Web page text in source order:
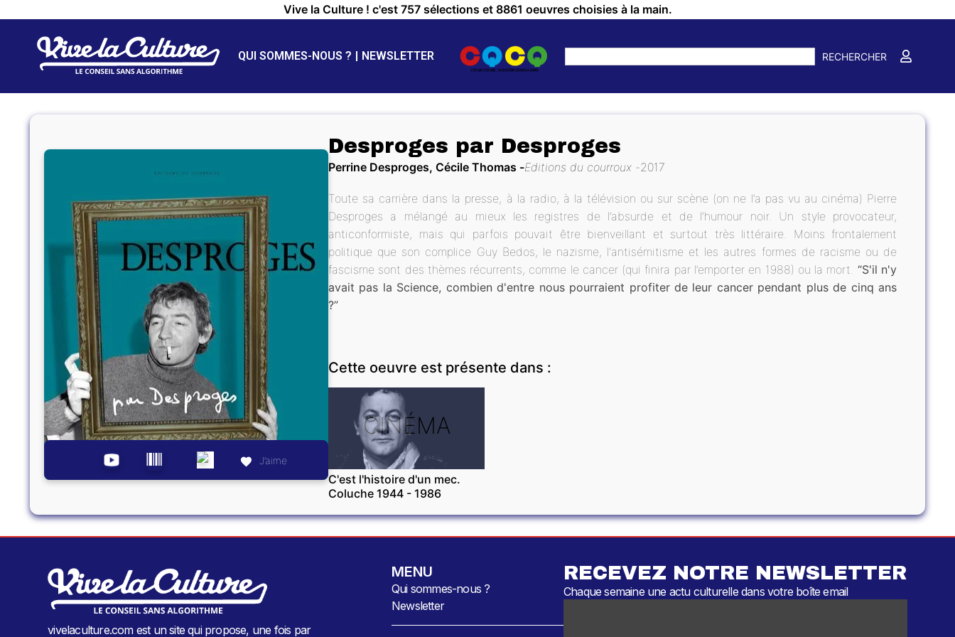
Vive la Culture ! c'est 757 sélections et 8861 oeuvres choisies à la main.
QUI SOMMES-NOUS ? NEWSLETTER RECHERCHER
J’aime
Desproges par Desproges
Perrine Desproges, Cécile Thomas Editions du courroux 2017
Toute sa carrière dans la presse, à la radio, à la télévision ou sur scène (on ne l’a pas vu au cinéma) Pierre
Desproges a mélangé au mieux les registres de l’absurde et de l’humour noir. Un style provocateur,
anticonformiste, mais qui parfois pouvait être bienveillant et surtout très littéraire. Moins frontalement
politique que son complice Guy Bedos, le nazisme, l'antisémitisme et les autres formes de racisme ou de
fascisme sont des thèmes récurrents, comme le cancer (qui finira par l’emporter en 1988) ou la mort. “S'il n'y
avait pas la Science, combien d'entre nous pourraient profiter de leur cancer pendant plus de cinq ans
?”
Cette oeuvre est présente dans :
CINÉMA
C'est l'histoire d'un mec.
Coluche 1944 - 1986
vivelaculture.com est un site qui propose, une fois par
MENU
Qui sommes-nous ?
Newsletter
RECEVEZ NOTRE NEWSLETTER
Chaque semaine une actu culturelle dans votre boîte email